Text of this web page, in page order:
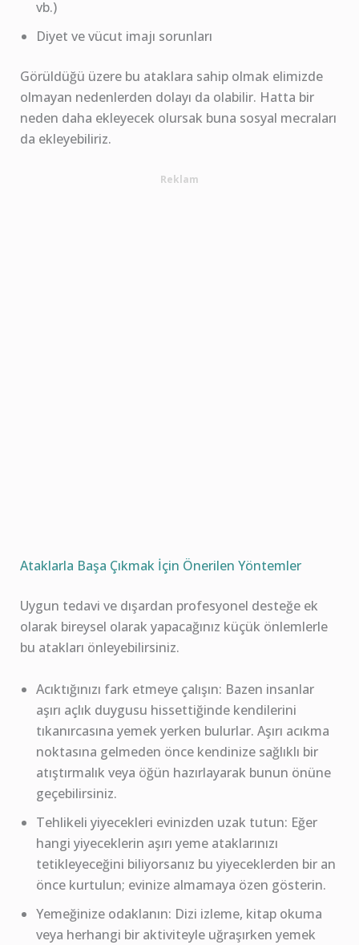
vb.)
Diyet ve vücut imajı sorunları
Görüldüğü üzere bu ataklara sahip olmak elimizde
olmayan nedenlerden dolayı da olabilir. Hatta bir
neden daha ekleyecek olursak buna sosyal mecraları
da ekleyebiliriz.
Reklam
Ataklarla Başa Çıkmak İçin Önerilen Yöntemler
Uygun tedavi ve dışardan profesyonel desteğe ek
olarak bireysel olarak yapacağınız küçük önlemlerle
bu atakları önleyebilirsiniz.
Acıktığınızı fark etmeye çalışın: Bazen insanlar
aşırı açlık duygusu hissettiğinde kendilerini
tıkanırcasına yemek yerken bulurlar. Aşırı acıkma
noktasına gelmeden önce kendinize sağlıklı bir
atıştırmalık veya öğün hazırlayarak bunun önüne
geçebilirsiniz.
Tehlikeli yiyecekleri evinizden uzak tutun: Eğer
hangi yiyeceklerin aşırı yeme ataklarınızı
tetikleyeceğini biliyorsanız bu yiyeceklerden bir an
önce kurtulun; evinize almamaya özen gösterin.
Yemeğinize odaklanın: Dizi izleme, kitap okuma
veya herhangi bir aktiviteyle uğraşırken yemek